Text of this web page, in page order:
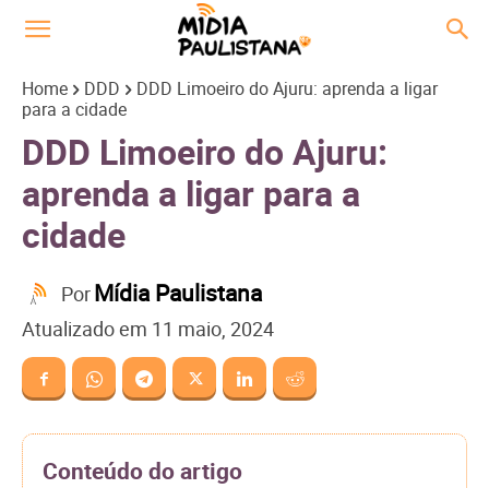
Home DDD
DDD Limoeiro do Ajuru: aprenda a ligar
para a cidade
DDD Limoeiro do Ajuru:
aprenda a ligar para a
cidade
PorMídia Paulistana
Atualizado em 11 maio, 2024
Conteúdo do artigo